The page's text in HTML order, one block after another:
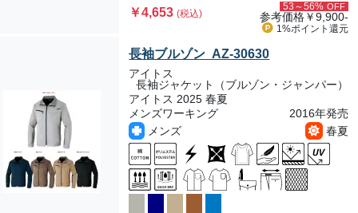
￥4,653(税込)
53～56% OFF
参考価格￥9,900-
1%ポイント 還元
長袖ブルゾン AZ-30630
アイトス
長袖ジャケット（ブルゾン・ジャンパー）
アイトス 2025 春夏
メンズワーキング
2016年発売
メンズ
春夏